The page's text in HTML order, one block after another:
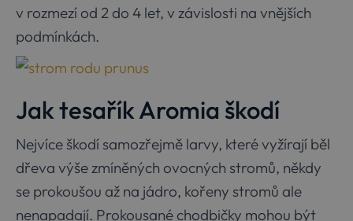
v rozmezí od 2 do 4 let, v závislosti na vnějších
podmínkách.
Jak tesařík Aromia škodí
Nejvíce škodí samozřejmě larvy, které vyžírají běl
dřeva výše zmíněných ovocných stromů, někdy
se prokoušou až na jádro, kořeny stromů ale
nenapadají. Prokousané chodbičky mohou být